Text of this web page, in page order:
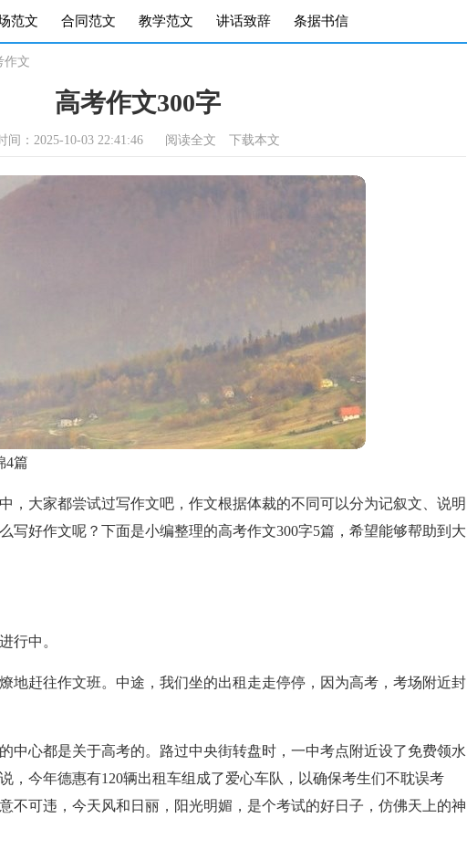
范文 合同范文 教学范文 讲话致辞 条据书信
作文
高考作文300字
间：2025-10-03 22:41:46 阅读全文 下载本文
4篇
，大家都尝试过写作文吧，作文根据体裁的不同可以分为记叙文、说明
写好作文呢？下面是小编整理的高考作文300字5篇，希望能够帮助到大
行中。
地赶往作文班。中途，我们坐的出租走走停停，因为高考，考场附近封
中心都是关于高考的。路过中央街转盘时，一中考点附近设了免费领水
，今年德惠有120辆出租车组成了爱心车队，以确保考生们不耽误考
不可违，今天风和日丽，阳光明媚，是个考试的好日子，仿佛天上的神